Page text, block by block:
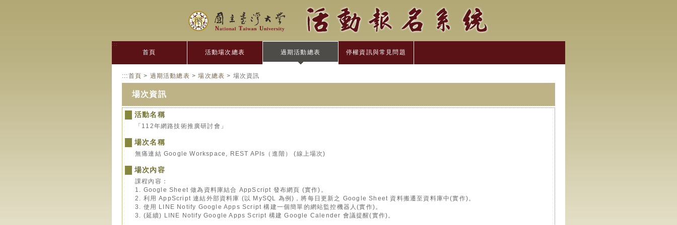
:::
首頁 活動場次總表 過期活動總表 停權資訊與常見問題
:::首頁 > 過期活動總表 >場次總表 > 場次資訊
場次資訊
活動名稱
「112年網路技術推廣研討會」
場次名稱
無痛連結 Google Workspace, REST APIs（進階） (線上場次)
場次內容
課程內容：
1. Google Sheet 做為資料庫結合 AppScript 發布網頁 (實作)。
2. 利用 AppScript 連結外部資料庫 (以 MySQL 為例)，將每日更新之 Google Sheet 資料搬遷至資料庫中(實作)。
3. 使用 LINE Notify Google Apps Script 構建一個簡單的網站監控機器人(實作)。
3. (延續) LINE Notify Google Apps Script 構建 Google Calender 會議提醒(實作)。